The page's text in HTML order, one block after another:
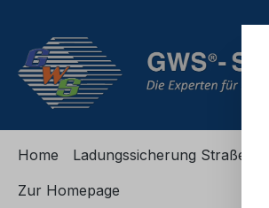
Home Ladungssicherung Straße
Zur Homepage